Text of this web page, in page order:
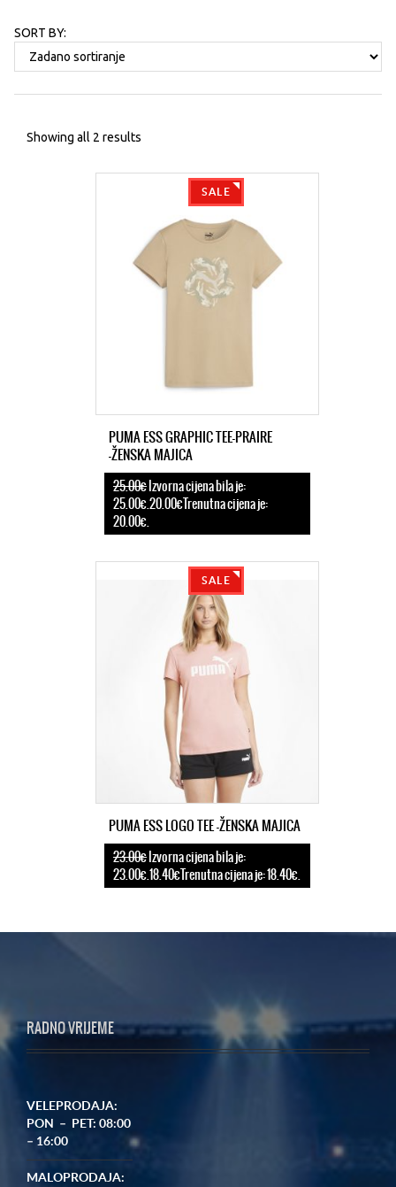
SORT BY:
Showing all 2 results
SALE
PUMA ESS GRAPHIC TEE-PRAIRE
-ŽENSKA MAJICA
25.00€Izvorna cijena bila je:
25.00€.20.00€Trenutna cijena je:
20.00€.
SALE
PUMA ESS LOGO TEE -ŽENSKA MAJICA
23.00€Izvorna cijena bila je:
23.00€.18.40€Trenutna cijena je: 18.40€.
RADNO VRIJEME
VELEPRODAJA:
PON – PET: 08:00
– 16:00
MALOPRODAJA: